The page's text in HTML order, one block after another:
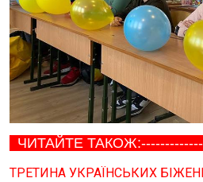
ЧИТАЙТЕ
ТРЕТИНА УКРАЇНСЬКИХ